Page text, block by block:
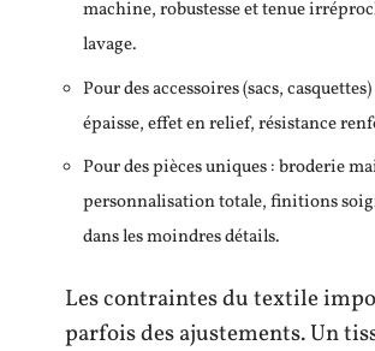
machine, robustesse et tenue
lavage.
Pour des accessoires (sacs,
épaisse, effet en relief, résistance
Pour des pièces uniques : broderie
personnalisation totale, finitions
dans les moindres détails.
Les contraintes du textile
parfois des ajustements. Un